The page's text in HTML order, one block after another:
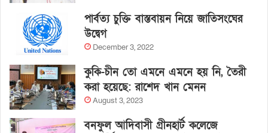
পার্বত্য চুক্তি বাস্তবায়ন নিয়ে জাতিসংঘের
উদ্বেগ
December 3, 2022
কুকি-চীন তো এমনে এমনে হয় নি, তৈরী
করা হয়েছে: রাশেদ খান মেনন
August 3, 2023
বনফুল আদিবাসী গ্রীনহার্ট কলেজে